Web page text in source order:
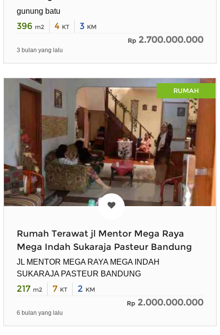
gunung batu
396 m2 4 KT 3 KM
Rp 2.700.000.000
3 bulan yang lalu
RUMAH
Rumah Terawat jl Mentor Mega Raya
Mega Indah Sukaraja Pasteur Bandung
JL MENTOR MEGA RAYA MEGA INDAH
SUKARAJA PASTEUR BANDUNG
217 m2 7 KT 2 KM
Rp 2.000.000.000
6 bulan yang lalu